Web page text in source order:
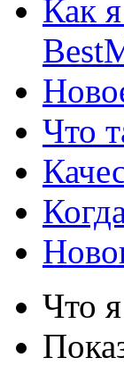
Как
Что
Что